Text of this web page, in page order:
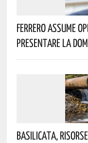
Ferrero Assume
Presentare La
Basilicata,